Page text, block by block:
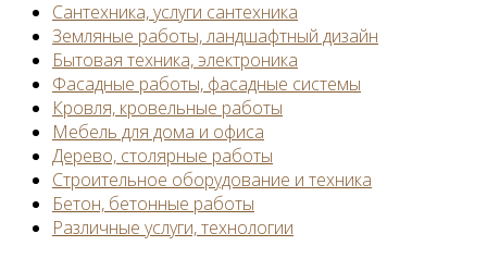
Сантехника, услуги сантехника
Земляные работы, ландшафтный дизайн
Бытовая техника, электроника
Фасадные работы, фасадные системы
Кровля, кровельные работы
Мебель для дома и офиса
Дерево, столярные работы
Строительное оборудование и техника
Бетон, бетонные работы
Различные услуги, технологии